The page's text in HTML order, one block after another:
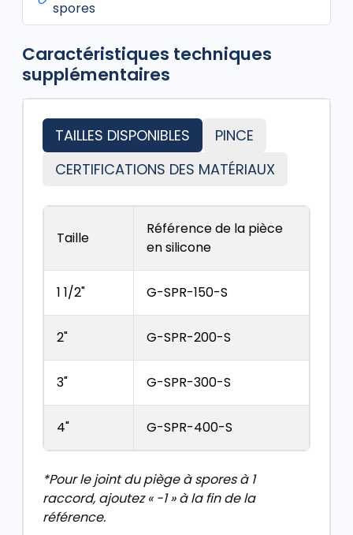
spores
Caractéristiques techniques
supplémentaires
TAILLES DISPONIBLES
PINCE
CERTIFICATIONS DES MATÉRIAUX
Taille
Référence de la pièce
en silicone
1 1/2" G-SPR-150-S
2" G-SPR-200-S
3" G-SPR-300-S
4" G-SPR-400-S
*Pour le joint du piège à spores à 1
raccord, ajoutez « -1 » à la fin de la
référence.